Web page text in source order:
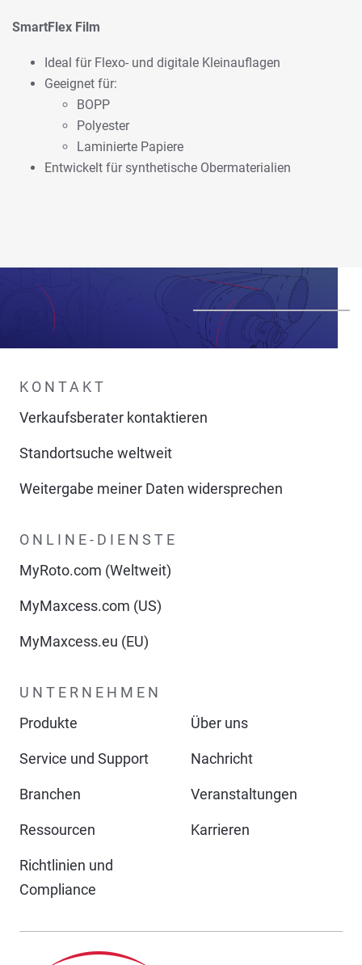
SmartFlex Film
Ideal für Flexo- und digitale Kleinauflagen
Geeignet für:
BOPP
Polyester
Laminierte Papiere
Entwickelt für synthetische Obermaterialien
KONTAKT
Verkaufsberater kontaktieren
Standortsuche weltweit
Weitergabe meiner Daten widersprechen
ONLINE-DIENSTE
MyRoto.com (Weltweit)
MyMaxcess.com (US)
MyMaxcess.eu (EU)
UNTERNEHMEN
Produkte
Über uns
Service und Support Nachricht
Branchen Veranstaltungen
Ressourcen Karrieren
Richtlinien und
Compliance